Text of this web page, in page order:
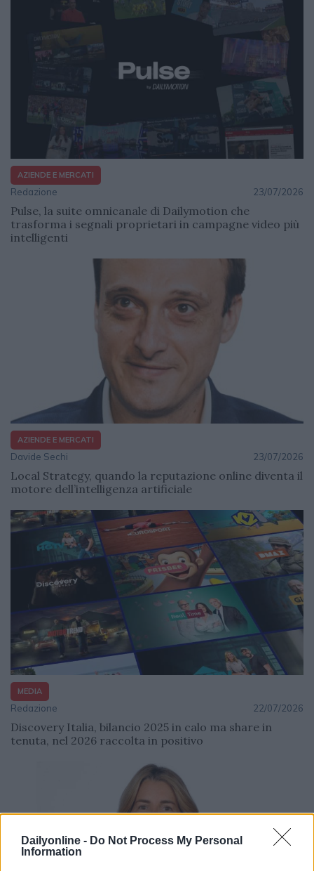
Dailyonline - Do Not Process My Personal
Information
AZIENDE E MERCATI
Redazione 23/07/2026
Pulse, la suite omnicanale di Dailymotion che
trasforma i segnali proprietari in campagne video più
intelligenti
AZIENDE E MERCATI
Davide Sechi 23/07/2026
Local Strategy, quando la reputazione online diventa il
motore dell’intelligenza artificiale
MEDIA
Redazione 22/07/2026
Discovery Italia, bilancio 2025 in calo ma share in
tenuta, nel 2026 raccolta in positivo